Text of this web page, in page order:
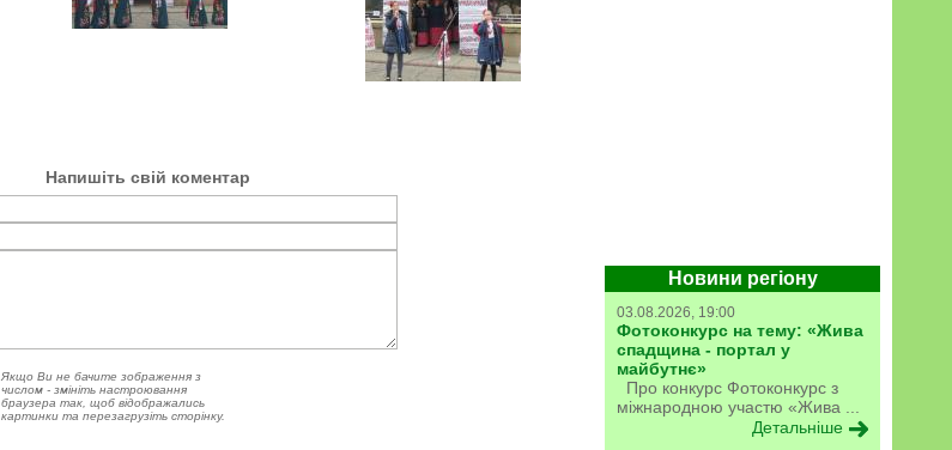
Новини регіону
03.08.2026, 19:00
Фотоконкурс на тему: «Жива
спадщина - портал у
майбутнє»
Про конкурс Фотоконкурс з
міжнародною участю «Жива ...
Детальніше
Напишіть свій коментар
Якщо Ви не бачите зображення з
числом - змініть настроювання
браузера так, щоб відображались
картинки та перезагрузіть сторінку.